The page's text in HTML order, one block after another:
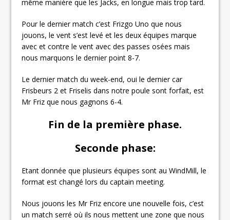
même manière que les Jacks, en longue mais trop tard.
Pour le dernier match c’est Frizgo Uno que nous
jouons, le vent s’est levé et les deux équipes marque
avec et contre le vent avec des passes osées mais
nous marquons le dernier point 8-7.
Le dernier match du week-end, oui le dernier car
Frisbeurs 2 et Friselis dans notre poule sont forfait, est
Mr Friz que nous gagnons 6-4.
Fin de la première phase.
Seconde phase:
Etant donnée que plusieurs équipes sont au WindMill, le
format est changé lors du captain meeting.
Nous jouons les Mr Friz encore une nouvelle fois, c’est
un match serré où ils nous mettent une zone que nous